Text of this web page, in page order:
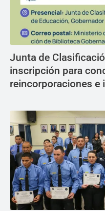
Junta de
inscripción para
reincorporaciones e